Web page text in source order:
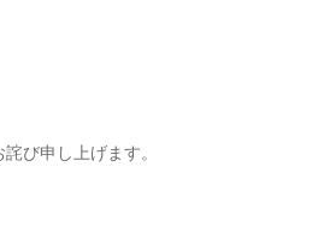
び申し上げます。